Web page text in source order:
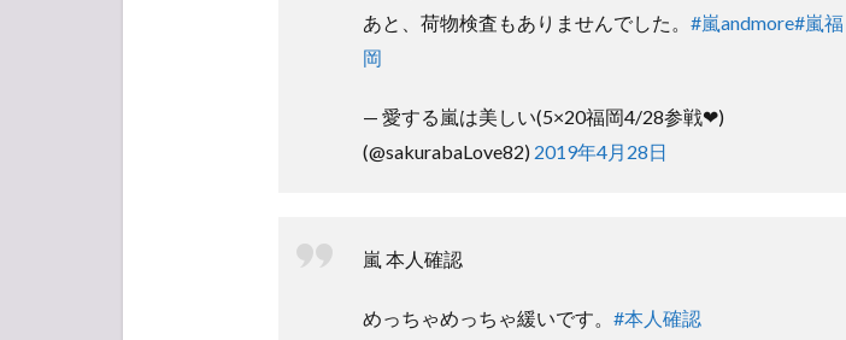
あと、荷物検査もありませんでした。 #嵐andmore#嵐福
岡
— 愛する嵐は美しい(5×20福岡4/28参戦❤)
(@sakurabaLove82) 2019年4月28日
嵐 本人確認
めっちゃめっちゃ緩いです。 #本人確認